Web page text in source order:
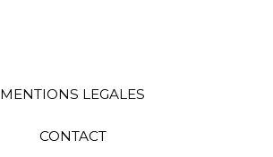
MENTIONS LEGALES
CONTACT